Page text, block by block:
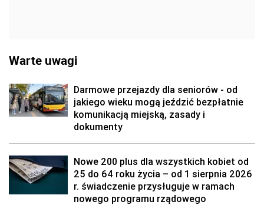
Warte uwagi
Darmowe przejazdy dla seniorów - od
jakiego wieku mogą jeździć bezpłatnie
komunikacją miejską, zasady i
dokumenty
Nowe 200 plus dla wszystkich kobiet od
25 do 64 roku życia – od 1 sierpnia 2026
r. świadczenie przysługuje w ramach
nowego programu rządowego